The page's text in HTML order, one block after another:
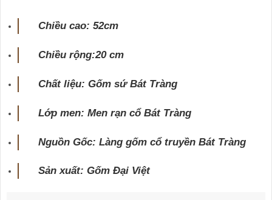
Chiều cao: 52cm
Chiều rộng:20 cm
Chất liệu: Gốm sứ Bát Tràng
Lớp men: Men rạn cổ Bát Tràng
Nguồn Gốc: Làng gốm cổ truyền Bát Tràng
Sản xuất: Gốm Đại Việt